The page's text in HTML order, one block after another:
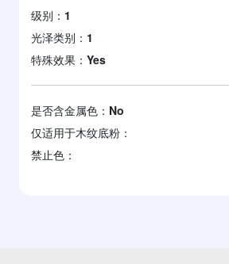
级别： 1
光泽类别： 1
特殊效果： Yes
是否含金属色： No
仅适用于木纹底粉：
禁止色：